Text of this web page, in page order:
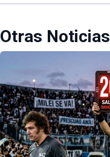
Otras Noticias